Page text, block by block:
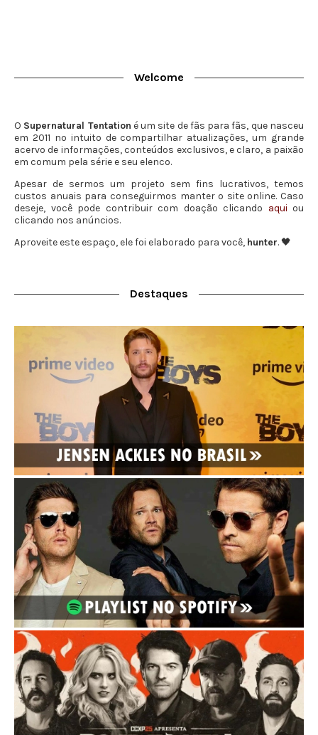
Welcome
O Supernatural Tentation é um site de fãs para fãs, que nasceu
em 2011 no intuito de compartilhar atualizações, um grande
acervo de informações, conteúdos exclusivos, e claro, a paixão
em comum pela série e seu elenco.
Apesar de sermos um projeto sem fins lucrativos, temos
custos anuais para conseguirmos manter o site online. Caso
deseje, você pode contribuir com doação clicando aqui ou
clicando nos anúncios.
Aproveite este espaço, ele foi elaborado para você, hunter. 🖤
Destaques